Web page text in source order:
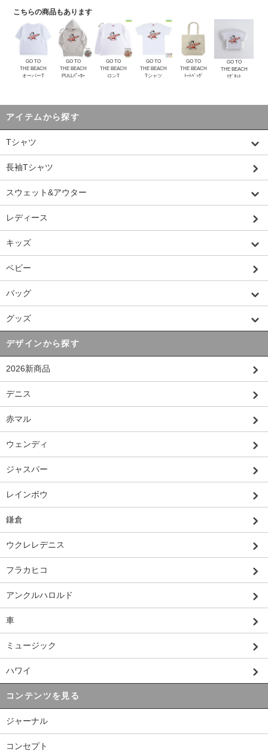
こちらの商品もあります
GO TO
THE BEACH
オーバーT
GO TO
THE BEACH
PULLﾊﾟｰｶｰ
GO TO
THE BEACH
ロンT
GO TO
THE BEACH
Tシャツ
GO TO
THE BEACH
ﾄｰﾄﾊﾞｯｸﾞ
GO TO
THE BEACH
ﾏｸﾞﾈｯﾄ
アイテムから探す
Tシャツ
長袖Tシャツ
スウェット&アウター
レディース
キッズ
ベビー
バッグ
グッズ
デザインから探す
2026新商品
デニス
赤マル
ウェンディ
ジャスパー
レインボウ
鎌倉
ウクレレデニス
フラカヒコ
アンクルハロルド
車
ミュージック
ハワイ
コンテンツを見る
ジャーナル
コンセプト